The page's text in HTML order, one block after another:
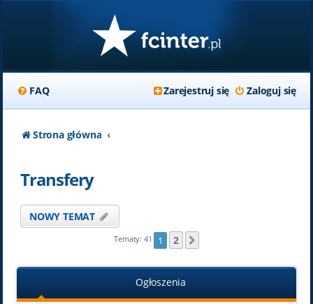
FAQ Zaloguj się
Zarejestruj się
Strona główna
Transfery
NOWY TEMAT
Tematy: 41 1 2
Ogłoszenia